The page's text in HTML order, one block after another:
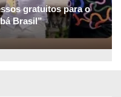
gratuitos para o
Brasil”